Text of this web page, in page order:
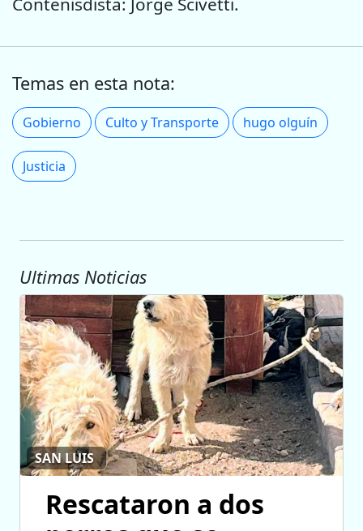
Temas en esta nota:
Gobierno Culto y Transporte hugo olguín
Justicia
Ultimas Noticias
SAN LUIS
Rescataron a dos